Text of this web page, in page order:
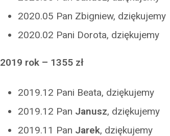
2020.05 Pan Zbigniew, dziękujemy
2020.02 Pani Dorota, dziękujemy
2019 rok – 1355 zł
2019.12 Pani Beata, dziękujemy
2019.12 Pan Janusz, dziękujemy
2019.11 Pan Jarek, dziękujemy